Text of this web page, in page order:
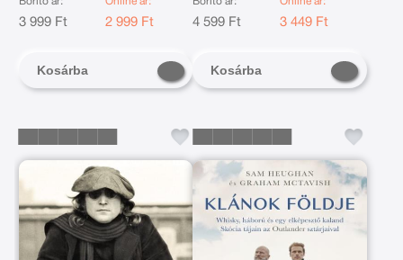
3 999 Ft 2 999 Ft
Kosárba
4 599 Ft 3 449 Ft
Kosárba